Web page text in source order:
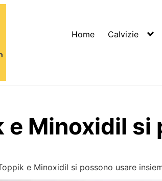
Home Calvizie
e Minoxidil si
e Minoxidil si possono usare